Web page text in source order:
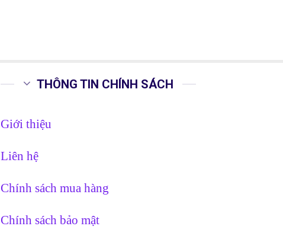
THÔNG TIN CHÍNH SÁCH
Giới thiệu
Liên hệ
Chính sách mua hàng
Chính sách bảo mật